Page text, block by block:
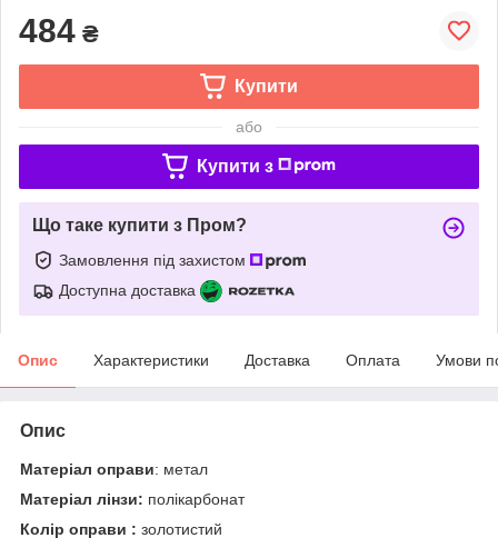
484 ₴
Купити
або
Купити з
Що таке купити з Пром?
Замовлення під захистом
Доступна доставка
Опис Характеристики Доставка Оплата Умови
Опис
Матеріал оправи: метал
Матеріал лінзи: полікарбонат
Колір оправи : золотистий